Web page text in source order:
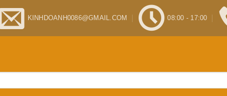
KINHDOANH0086@GMAIL.COM 08:00 - 17:00